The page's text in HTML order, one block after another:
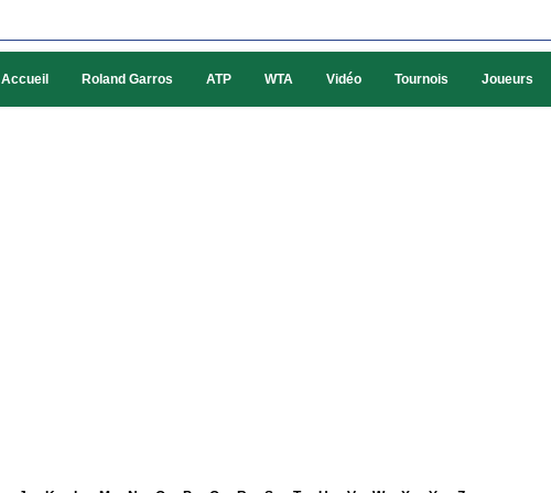
Accueil Roland Garros ATP WTA Vidéo Tournois Joueurs